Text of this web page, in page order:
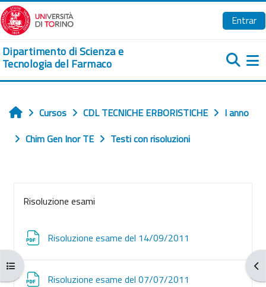
Salta al contenido principal
Entrar
Dipartimento di Scienza e
Tecnologia del Farmaco
Abrir índice del curso
Inicio
Cursos CDL TECNICHE ERBORISTICHE
I anno
Chim Gen Inor TE
Testi con risoluzioni
Perfilado de sección
Risoluzione esami
Risoluzione esame del 14/09/2011
Risoluzione esame del 07/07/2011